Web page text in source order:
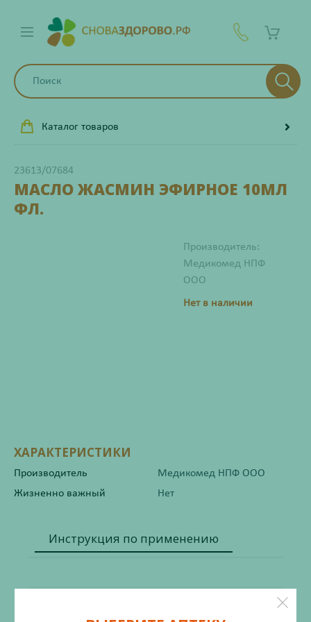
Каталог товаров
23613/07684
МАСЛО ЖАСМИН ЭФИРНОЕ 10МЛ
ФЛ.
Производитель:
Медикомед НПФ
ООО
Нет в наличии
ХАРАКТЕРИСТИКИ
Производитель
Медикомед НПФ ООО
Жизненно важный
Нет
Инструкция по применению